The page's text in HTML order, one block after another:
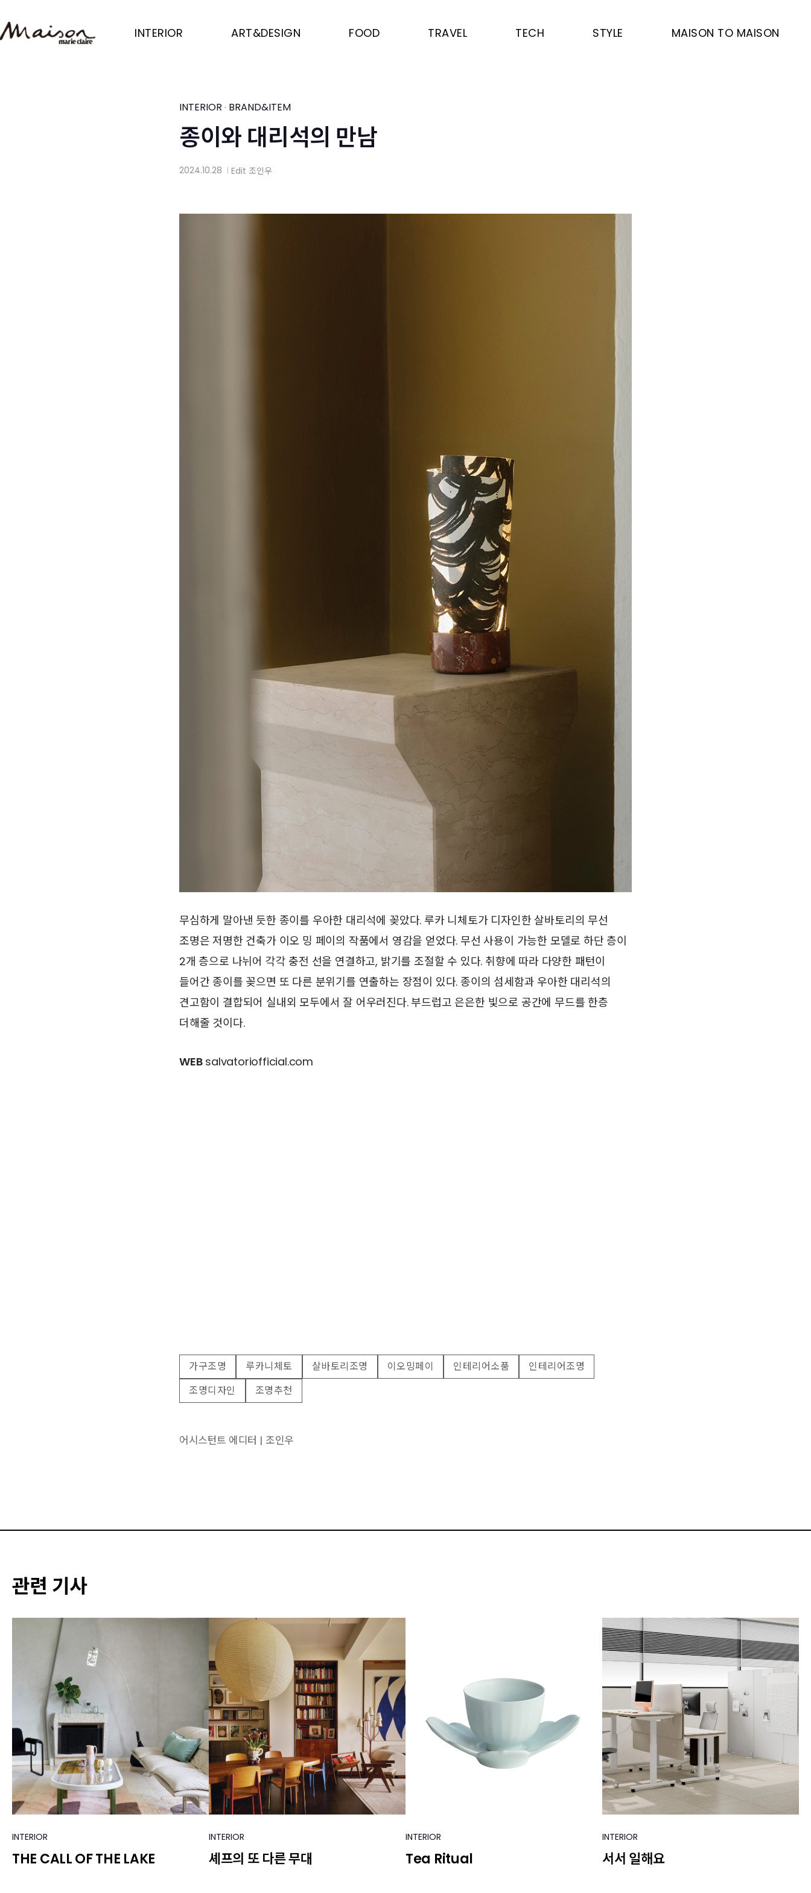
to
main
INTERIOR ART&DESIGN FOOD TRAVEL TECH STYLE MAISON TO MAISON
INTERIOR · BRAND&ITEM
종이와 대리석의 만남
2024.10.28 Edit 조인우
무심하게 말아낸 듯한 종이를 우아한 대리석에 꽂았다. 루카 니체토가 디자인한 살바토리의 무선
조명은 저명한 건축가 이오 밍 페이의 작품에서 영감을 얻었다. 무선 사용이 가능한 모델로 하단 층이
2개 층으로 나뉘어 각각 충전 선을 연결하고, 밝기를 조절할 수 있다. 취향에 따라 다양한 패턴이
들어간 종이를 꽂으면 또 다른 분위기를 연출하는 장점이 있다. 종이의 섬세함과 우아한 대리석의
견고함이 결합되어 실내외 모두에서 잘 어우러진다. 부드럽고 은은한 빛으로 공간에 무드를 한층
더해줄 것이다.
WEBsalvatoriofficial.com
가구조명 루카니체토 살바토리조명 이오밍페이 인테리어소품
인테리어조명
조명디자인
조명추천
어시스턴트 에디터 | 조인우
관련 기사
INTERIOR
THE CALL OF THE LAKE
INTERIOR
셰프의 또 다른 무대
INTERIOR
Tea Ritual
INTERIOR
서서 일해요